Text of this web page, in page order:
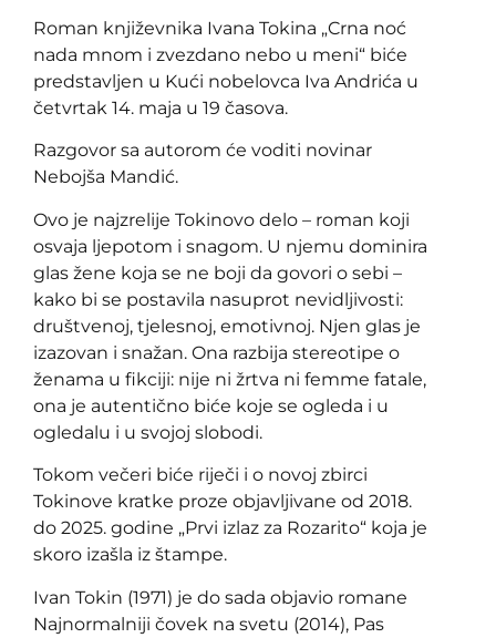
Roman književnika Ivana Tokina „Crna noć
nada mnom i zvezdano nebo u meni“ biće
predstavljen u Kući nobelovca Iva Andrića u
četvrtak 14. maja u 19 časova.
Razgovor sa autorom će voditi novinar
Nebojša Mandić.
Ovo je najzrelije Tokinovo delo – roman koji
osvaja ljepotom i snagom. U njemu dominira
glas žene koja se ne boji da govori o sebi –
kako bi se postavila nasuprot nevidljivosti:
društvenoj, tjelesnoj, emotivnoj. Njen glas je
izazovan i snažan. Ona razbija stereotipe o
ženama u fikciji: nije ni žrtva ni femme fatale,
ona je autentično biće koje se ogleda i u
ogledalu i u svojoj slobodi.
Tokom večeri biće riječi i o novoj zbirci
Tokinove kratke proze objavljivane od 2018.
do 2025. godine „Prvi izlaz za Rozarito“ koja je
skoro izašla iz štampe.
Ivan Tokin (1971) je do sada objavio romane
Najnormalniji čovek na svetu (2014), Pas